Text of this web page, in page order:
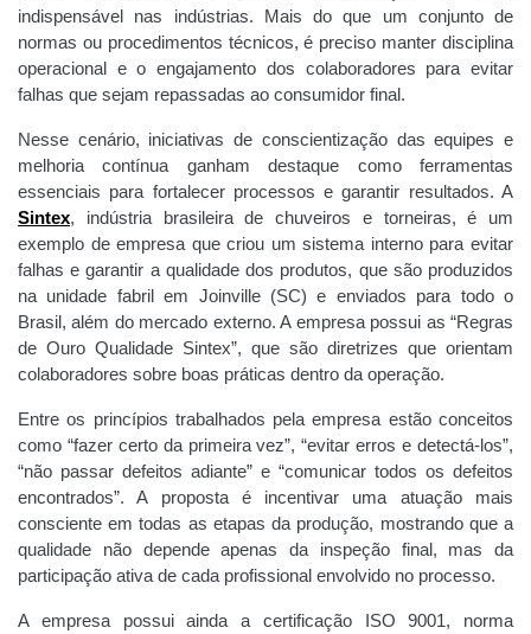
indispensável nas indústrias. Mais do que um conjunto de
normas ou procedimentos técnicos, é preciso manter disciplina
operacional e o engajamento dos colaboradores para evitar
falhas que sejam repassadas ao consumidor final.
Nesse cenário, iniciativas de conscientização das equipes e
melhoria contínua ganham destaque como ferramentas
essenciais para fortalecer processos e garantir resultados. A
Sintex, indústria brasileira de chuveiros e torneiras, é um
exemplo de empresa que criou um sistema interno para evitar
falhas e garantir a qualidade dos produtos, que são produzidos
na unidade fabril em Joinville (SC) e enviados para todo o
Brasil, além do mercado externo. A empresa possui as “Regras
de Ouro Qualidade Sintex”, que são diretrizes que orientam
colaboradores sobre boas práticas dentro da operação.
Entre os princípios trabalhados pela empresa estão conceitos
como “fazer certo da primeira vez”, “evitar erros e detectá-los”,
“não passar defeitos adiante” e “comunicar todos os defeitos
encontrados”. A proposta é incentivar uma atuação mais
consciente em todas as etapas da produção, mostrando que a
qualidade não depende apenas da inspeção final, mas da
participação ativa de cada profissional envolvido no processo.
A empresa possui ainda a certificação ISO 9001, norma